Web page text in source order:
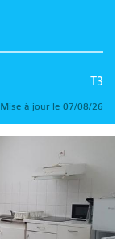
T3
Mise à jour le 07/08/26